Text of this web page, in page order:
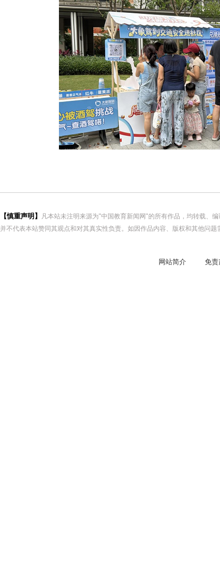
【慎重声明】
凡本站未注明来源为"中国教育新闻网"的所有作品，均转载、
并不代表本站赞同其观点和对其真实性负责。如因作品内容、版权和其他问
网站简介 免责